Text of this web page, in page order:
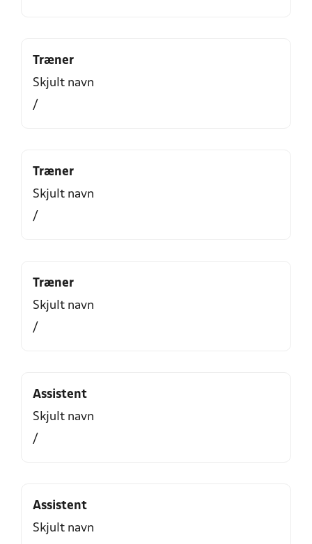
Træner
Skjult navn
/
Træner
Skjult navn
/
Træner
Skjult navn
/
Assistent
Skjult navn
/
Assistent
Skjult navn